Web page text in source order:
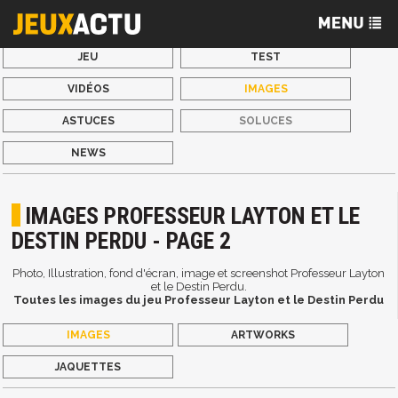
JEU TEST
VIDÉOS IMAGES
ASTUCES SOLUCES
NEWS
IMAGES PROFESSEUR LAYTON ET LE
DESTIN PERDU - PAGE 2
Photo, Illustration, fond d'écran, image et screenshot Professeur Layton
et le Destin Perdu.
Toutes les images du jeu Professeur Layton et le Destin Perdu
IMAGES ARTWORKS
JAQUETTES